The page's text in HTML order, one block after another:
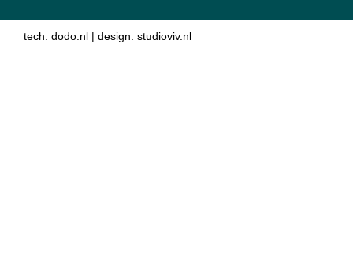
tech: dodo.nl | design: studioviv.nl